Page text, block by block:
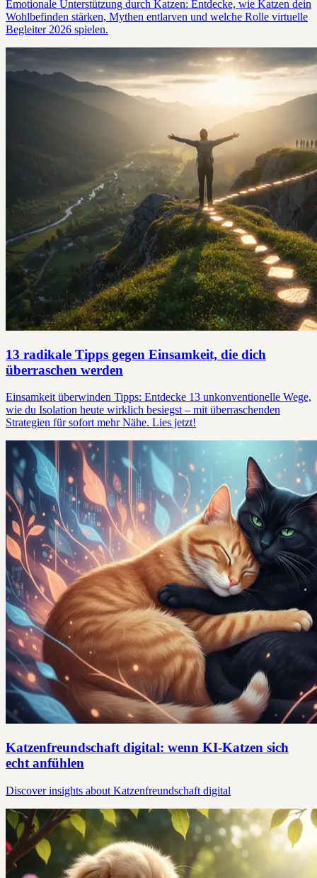
Emotionale Unterstützung durch Katzen: Entdecke, wie Katzen dein
Wohlbefinden stärken, Mythen entlarven und welche Rolle virtuelle
Begleiter 2026 spielen.
13 radikale Tipps gegen Einsamkeit, die dich
überraschen werden
Einsamkeit überwinden Tipps: Entdecke 13 unkonventionelle Wege,
wie du Isolation heute wirklich besiegst – mit überraschenden
Strategien für sofort mehr Nähe. Lies jetzt!
Katzenfreundschaft digital: wenn KI-Katzen sich
echt anfühlen
Discover insights about Katzenfreundschaft digital